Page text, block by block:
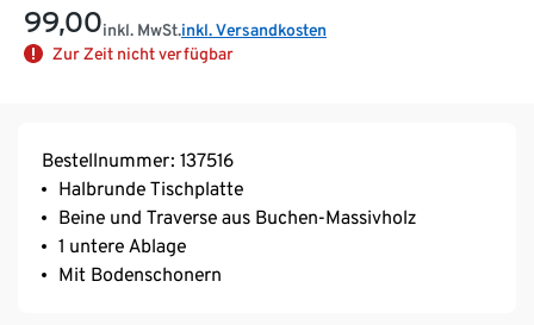
99,00inkl. MwSt.inkl. Versandkosten
Zur Zeit nicht verfügbar
Bestellnummer: 137516
Halbrunde Tischplatte
Beine und Traverse aus Buchen-Massivholz
1 untere Ablage
Mit Bodenschonern